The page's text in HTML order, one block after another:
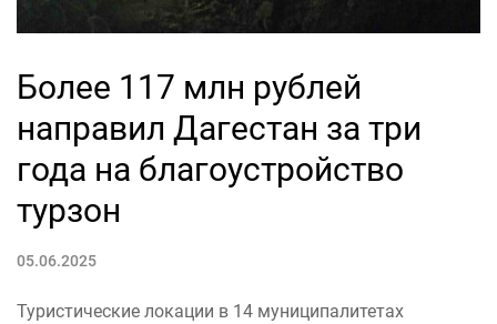
Более 117 млн рублей
направил Дагестан за три
года на благоустройство
турзон
05.06.2025
Туристические локации в 14 муниципалитетах